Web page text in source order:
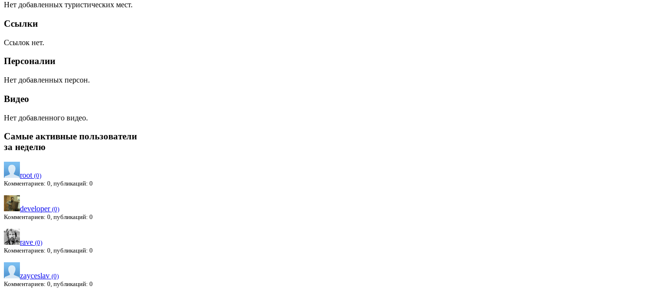
Нет добавленных туристических мест.
Ссылки
Ссылок нет.
Персоналии
Нет добавленных персон.
Видео
Нет добавленного видео.
Самые активные пользователи
за неделю
root (0)
Комментариев: 0, публикаций: 0
developer (0)
Комментариев: 0, публикаций: 0
rave (0)
Комментариев: 0, публикаций: 0
zayceslav (0)
Комментариев: 0, публикаций: 0